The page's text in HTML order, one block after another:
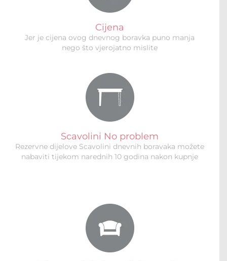
Cijena
Jer je cijena ovog dnevnog boravka puno manja
nego što vjerojatno mislite
Scavolini No problem
Rezervne dijelove Scavolini dnevnih boravaka možete
nabaviti tijekom narednih 10 godina nakon kupnje